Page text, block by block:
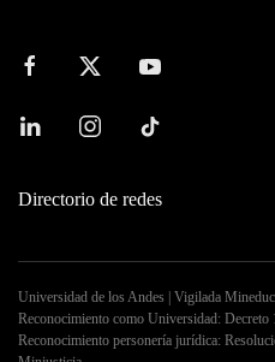
Directorio de redes
Universidad de los Andes | Vigilada
Reconocimiento como Universidad: Decreto
Reconocimiento personería jurídica: